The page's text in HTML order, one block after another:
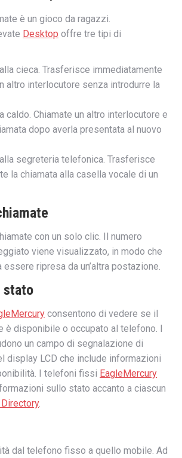
è un gioco da ragazzi.
Desktop offre tre tipi di
cieca. Trasferisce immediatamente
altro interlocutore senza introdurre la
caldo. Chiamate un altro interlocutore e
dopo averla presentata al nuovo
segreteria telefonica. Trasferisce
la chiamata alla casella vocale di un
con un solo clic. Il numero
viene visualizzato, in modo che
essere ripresa da un’altra postazione.
stato
consentono di vedere se il
è disponibile o occupato al telefono. I
un campo di segnalazione di
display LCD che include informazioni
I telefoni fissi EagleMercury
sullo stato accanto a ciascun
.
dal telefono fisso a quello mobile. Ad